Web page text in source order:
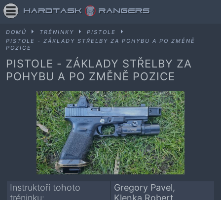
DOMŮ TRÉNINKY
PISTOLE
PISTOLE - ZÁKLADY STŘELBY ZA POHYBU A PO ZMĚNĚ
POZICE
PISTOLE - ZÁKLADY STŘELBY ZA
POHYBU A PO ZMĚNĚ POZICE
Instruktoři tohoto
tréninku:
Gregory Pavel
Klenka Robert